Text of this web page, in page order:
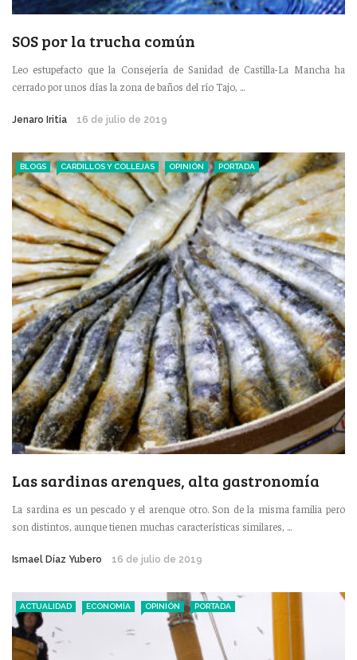
SOS por la trucha común
Leo estupefacto que la Consejería de Sanidad de Castilla-La Mancha ha
cerrado por unos días la zona de baños del río Tajo, ...
Jenaro Iritia 16 de julio de 2019
BLOGS CARDILLOS Y COLLEJAS OPINIÓN PORTADA
Las sardinas arenques, alta gastronomía
La sardina es un pescado y el arenque otro. Son de la misma familia pero
son distintos, aunque tienen muchas características similares, ...
Ismael Díaz Yubero 16 de julio de 2019
ACTUALIDAD ECONOMÍA OPINIÓN PORTADA